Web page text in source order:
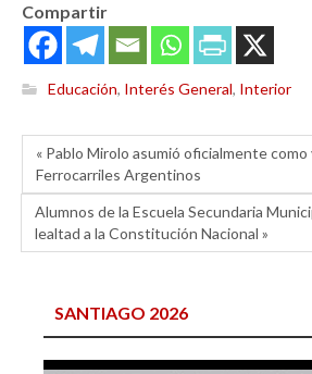
Compartir
Educación, Interés General, Interior
« Pablo Mirolo asumió oficialmente
Ferrocarriles Argentinos
Alumnos de la Escuela Secundaria
lealtad a la Constitución Nacional »
SANTIAGO 2026